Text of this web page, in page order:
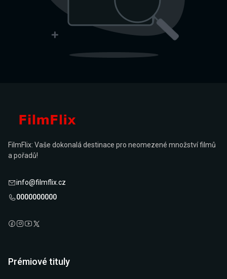
FilmFlix: Vaše dokonalá destinace pro neomezené množství filmů
a pořadů!
info@filmflix.cz
0000000000
Prémiové tituly